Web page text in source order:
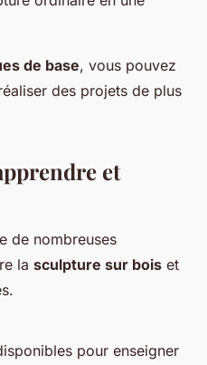
de base, vous pouvez
des projets de plus
et
de nombreuses
la sculpture sur bois et
pour enseigner